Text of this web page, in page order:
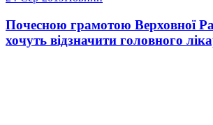
Почесною грамотою Верховної
хочуть відзначити головного